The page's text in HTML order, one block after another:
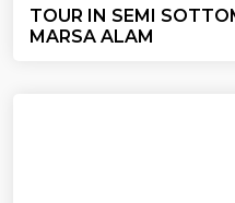
TOUR IN SEMI
MARSA ALAM